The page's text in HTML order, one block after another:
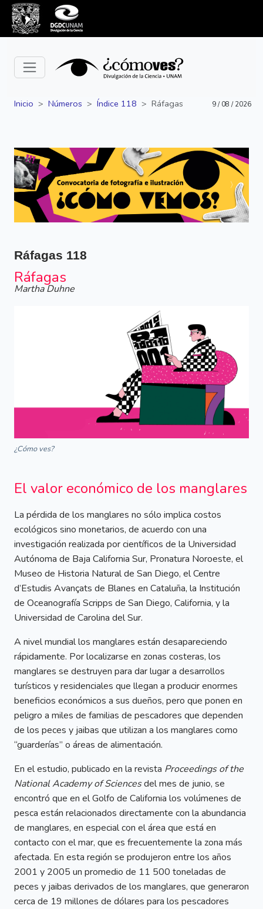
Inicio Números Índice 118 Ráfagas 9 / 08 / 2026
Siguiente Anterior
Ráfagas 118
Ráfagas
Martha Duhne
¿Cómo ves?
El valor económico de los manglares
La pérdida de los manglares no sólo implica costos
ecológicos sino monetarios, de acuerdo con una
investigación realizada por científicos de la Universidad
Autónoma de Baja California Sur, Pronatura Noroeste, el
Museo de Historia Natural de San Diego, el Centre
d’Estudis Avançats de Blanes en Cataluña, la Institución
de Oceanografía Scripps de San Diego, California, y la
Universidad de Carolina del Sur.
A nivel mundial los manglares están desapareciendo
rápidamente. Por localizarse en zonas costeras, los
manglares se destruyen para dar lugar a desarrollos
turísticos y residenciales que llegan a producir enormes
beneficios económicos a sus dueños, pero que ponen en
peligro a miles de familias de pescadores que dependen
de los peces y jaibas que utilizan a los manglares como
“guarderías” o áreas de alimentación.
En el estudio, publicado en la revista Proceedings of the
National Academy of Sciencesdel mes de junio, se
encontró que en el Golfo de California los volúmenes de
pesca están relacionados directamente con la abundancia
de manglares, en especial con el área que está en
contacto con el mar, que es frecuentemente la zona más
afectada. En esta región se produjeron entre los años
2001 y 2005 un promedio de 11 500 toneladas de
peces y jaibas derivados de los manglares, que generaron
cerca de 19 millones de dólares para los pescadores